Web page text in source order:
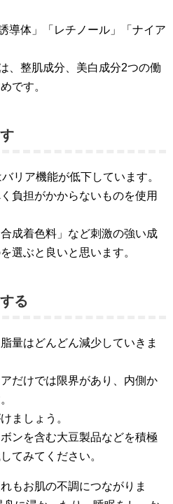
導体」「レチノール」「ナイア
、整肌成分、美白成分2つの働
です。
リア機能が低下しています。
負担がかからないものを使用
成着色料」など刺激の強い成
選ぶと良いと思います。
る
量はどんどん減少していきま
だけでは限界があり、内側か
ましょう。
ンを含む大豆製品などを積極
てみてください。
もお肌の不調につながりま